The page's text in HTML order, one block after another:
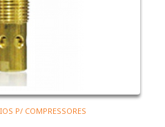
P/ COMPRESSORES